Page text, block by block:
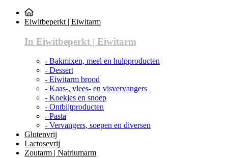
Eiwitbeperkt | Eiwitarm
In Eiwitbeperkt | Eiwitarm
- Bakmixen, meel en hulpproducten
- Dessert
- Eiwitarm brood
- Kaas-, vlees- en visvervangers
- Koekjes en snoep
- Ontbijtproducten
- Pasta
- Vervangers, soepen en diversen
Glutenvrij
Lactosevrij
Zoutarm | Natriumarm